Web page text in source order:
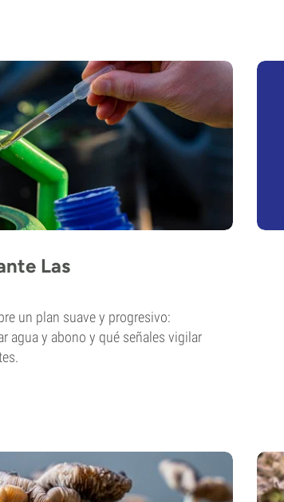
Las
un plan suave y progresivo:
agua y abono y qué señales vigilar